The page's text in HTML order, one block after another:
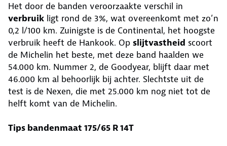
Het door de banden veroorzaakte verschil in
verbruik ligt rond de 3%, wat overeenkomt met zo’n
0,2 l/100 km. Zuinigste is de Continental, het hoogste
verbruik heeft de Hankook. Op slijtvastheid scoort
de Michelin het beste, met deze band haalden we
54.000 km. Nummer 2, de Goodyear, blijft daar met
46.000 km al behoorlijk bij achter. Slechtste uit de
test is de Nexen, die met 25.000 km nog niet tot de
helft komt van de Michelin.
Tips bandenmaat 175/65 R 14T